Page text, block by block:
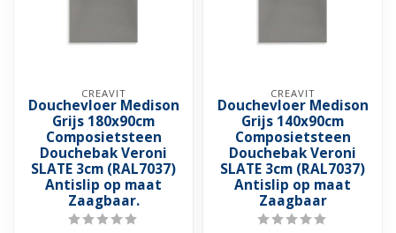
CREAVIT
Douchevloer Medison
Grijs 180x90cm
Composietsteen
Douchebak Veroni
SLATE 3cm (RAL7037)
Antislip op maat
Zaagbaar.
CREAVIT
Douchevloer Medison
Grijs 140x90cm
Composietsteen
Douchebak Veroni
SLATE 3cm (RAL7037)
Antislip op maat
Zaagbaar